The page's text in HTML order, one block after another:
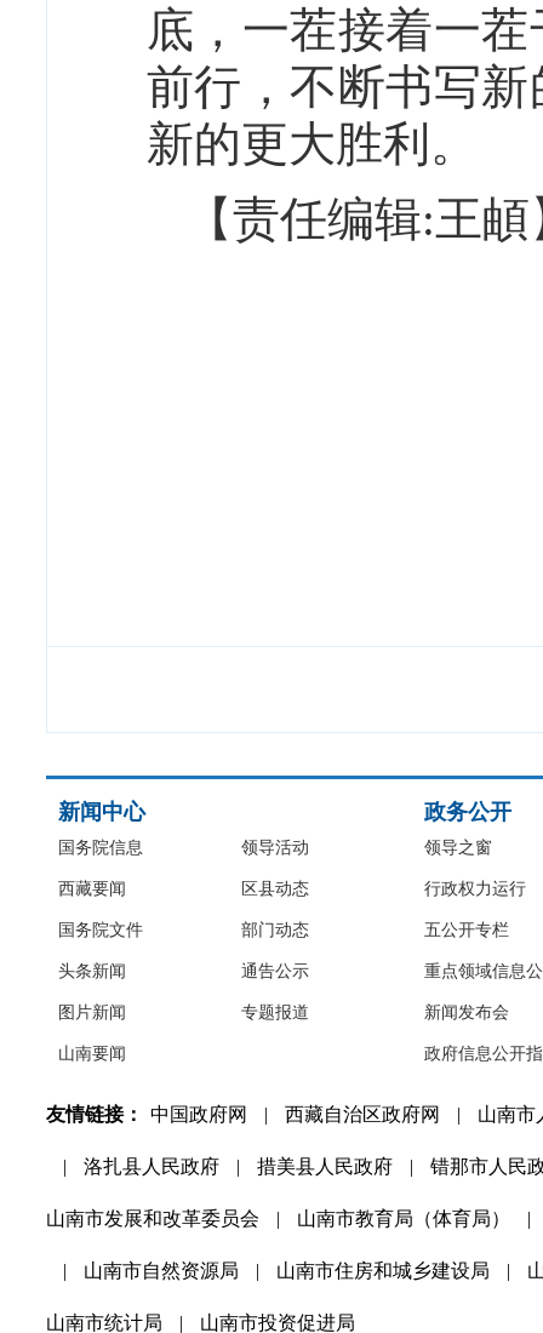
底，一茬接着一
前行，不断书写
新的更大胜利。
【责任编辑:王
新闻中心
国务院信息
西藏要闻
国务院文件
头条新闻
图片新闻
山南要闻
领导活动
区县动态
部门动态
通告公示
专题报道
政务公开
领导之窗
行政权力运行
五公开专栏
重点领域信息
新闻发布会
政府信息公开
友情链接： 中国政府网 | 西藏自治区政府网 | 山南市
| 洛扎县人民政府 | 措美县人民政府 | 错那市人民
山南市发展和改革委员会 | 山南市教育局（体育局） |
| 山南市自然资源局 | 山南市住房和城乡建设局 |
山南市统计局 | 山南市投资促进局